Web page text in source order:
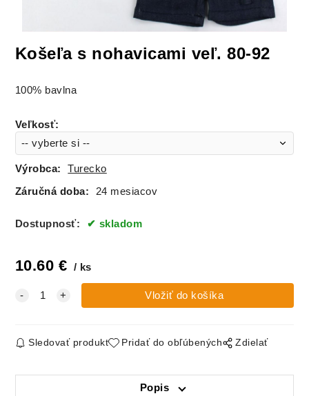
Košeľa s nohavicami veľ. 80-92
100% bavlna
Veľkosť:
Výrobca: Turecko
Záručná doba: 24 mesiacov
Dostupnosť: skladom
10.60 € ks
Sledovať produkt Pridať do obľúbených Zdielať
Popis